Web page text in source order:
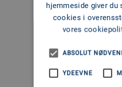
hjemmeside giver
cookies i
vores
ABSOLUT
YDEEVNE